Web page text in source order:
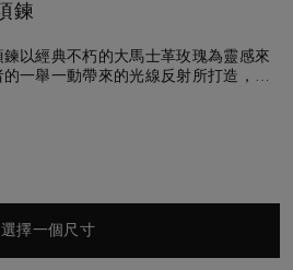
鍊
以經典不朽的大馬士革玫瑰為靈感來
一舉一動帶來的光線反射所打造，總
錯綜盤繞之態。這款項鍊亦可透過添
選擇一個尺寸